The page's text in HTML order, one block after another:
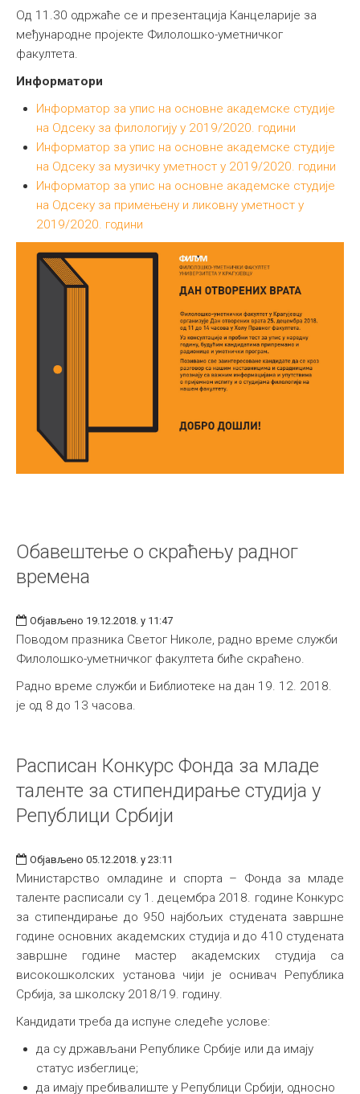
Од 11.30 одржаће се и презентација Канцеларије за
међународне пројекте Филолошко-уметничког
факултета.
Информатори
Информатор за упис на основне академске студије
на Одсеку за филологију у 2019/2020. години
Информатор за упис на основне академске студије
на Одсеку за музичку уметност у 2019/2020. години
Информатор за упис на основне академске студије
на Одсеку за примењену и ликовну уметност у
2019/2020. години
Обавештење о скраћењу радног
времена
Објављено 19.12.2018. у 11:47
Поводом празника Светог Николе, радно време служби
Филолошко-уметничког факултета биће скраћено.
Радно време служби и Библиотеке на дан 19. 12. 2018.
је од 8 до 13 часова.
Расписан Конкурс Фондa за младе
таленте за стипендирање студија у
Републици Србији
Објављено 05.12.2018. у 23:11
Министарство омладине и спорта – Фонда за младе
таленте расписали су 1. децембра 2018. године Конкурс
за стипендирање до 950 најбољих студената завршне
године основних академских студија и до 410 студената
завршне године мастер академских студија са
високошколских установа чији је оснивач Република
Србија, за школску 2018/19. годину.
Кандидати треба да испуне следеће услове:
да су држављани Републике Србије или да имају
статус избеглице;
да имају пребивалиште у Републици Србији, односно